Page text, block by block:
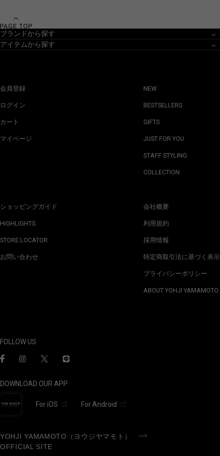
ブランドから探す
アイテムから探す
会員登録
ログイン
カート
マイページ
ショッピングガイド
HIGHLIGHTS
STORE LOCATOR
お問い合わせ
NEW
BESTSELLERS
GIFTS
JUST FOR YOU
STAFF STYLING
COLLECTION
会社概要
利用規約
採用情報
特定商取引法に基づく表示
プライバシーポリシー
ABOUT YOHJI YAMAMOTO
FOLLOW US
DOWNLOAD OUR APP
For iOS For Android
YOHJI YAMAMOTO（ヨウジヤマモト）
OFFICIAL SITE